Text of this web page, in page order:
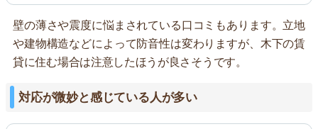
壁の薄さや震度に悩まされている口コミもあります。立地
や建物構造などによって防音性は変わりますが、木下の賃
貸に住む場合は注意したほうが良さそうです。
対応が微妙と感じている人が多い